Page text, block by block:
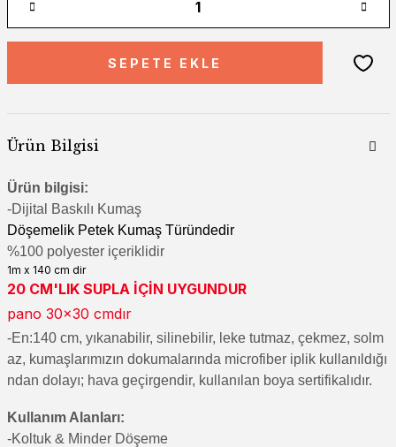
SEPETE EKLE
Ürün Bilgisi
Ürün bilgisi:
-Dijital Baskılı Kumaş
Döşemelik Petek Kumaş Türündedir
%100 polyester içeriklidir
1m x 140 cm dir
20 CM'LIK SUPLA İÇİN UYGUNDUR
pano 30x30 cmdır
-En:140 cm, yıkanabilir, silinebilir, leke tutmaz, çekmez, solm
az, kumaşlarımızın dokumalarında microfiber iplik kullanıldığı
ndan dolayı; hava geçirgendir, kullanılan boya sertifikalıdır.
Kullanım Alanları:
-Koltuk & Minder Döşeme